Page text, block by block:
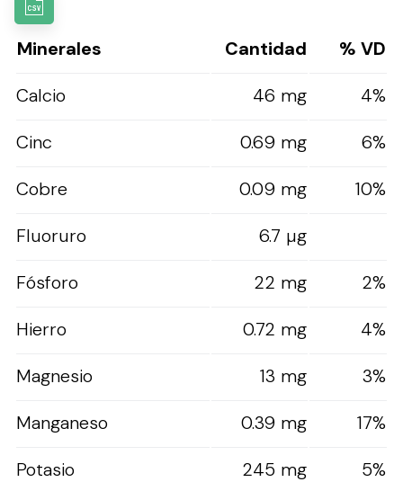
Minerales Cantidad
% VD
Calcio
46 mg
4%
Cinc
0.69 mg
6%
Cobre
0.09 mg
10%
Fluoruro
6.7 µg
Fósforo
22 mg
2%
Hierro
0.72 mg
4%
Magnesio
13 mg
3%
Manganeso
0.39 mg
17%
Potasio
245 mg
5%